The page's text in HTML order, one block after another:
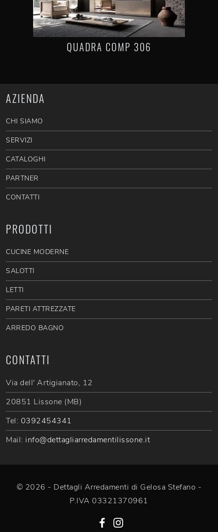
QUADRA COMP 306
AZIENDA
CHI SIAMO
SERVIZI
CATALOGHI
PARTNER
CONTATTI
PRODOTTI
CUCINE MODERNE
SALOTTI
LETTI
PARETI ATTREZZATE
ARREDO BAGNO
CONTATTI
Via dell' Artigianato, 12
20851 Lissone (MB)
Tel: 0392454341
Mail: info@dettagliarredamentilissone.it
© 2026 - Dettagli Arredamenti di Gelosa Stefano -
P.IVA 03321370961